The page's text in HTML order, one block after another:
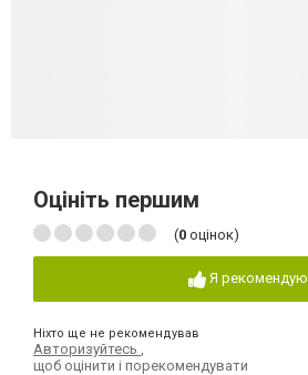
Оцініть першим
(0 оцінок)
Я рекомендую
Ніхто ще не рекомендував
Авторизуйтесь
щоб оцінити і порекомендувати